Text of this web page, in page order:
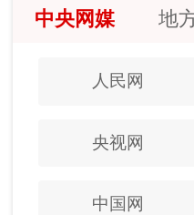
中央网媒 地
人民网
央视网
中国网